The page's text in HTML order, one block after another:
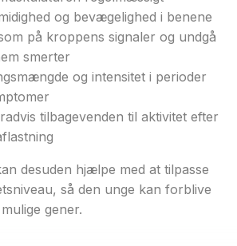
og bevægelighed i benene
på kroppens signaler og undgå
smerter
og intensitet i perioder
tilbagevenden til aktivitet efter
desuden hjælpe med at tilpasse
så den unge kan forblive
gener.